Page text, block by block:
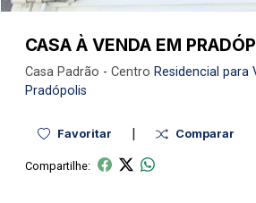
CASA À VENDA EM
Casa Padrão - Centro Residencial para
Pradópolis
Favoritar | Comparar
Compartilhe: